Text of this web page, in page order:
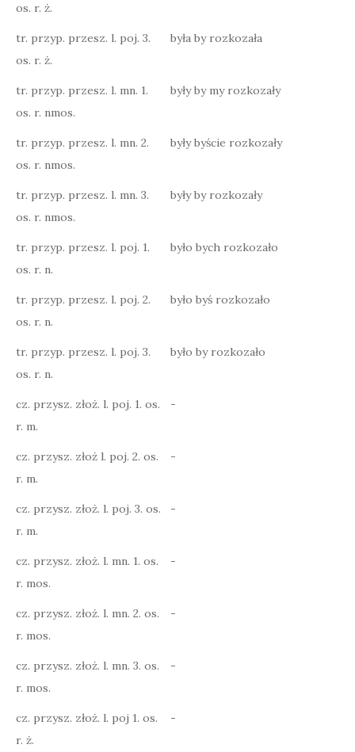
os. r. ż.
tr. przyp. przesz. l. poj. 3.
os. r. ż.
była by rozkozała
tr. przyp. przesz. l. mn. 1.
os. r. nmos.
były by my rozkozały
tr. przyp. przesz. l. mn. 2.
os. r. nmos.
były byście rozkozały
tr. przyp. przesz. l. mn. 3.
os. r. nmos.
były by rozkozały
tr. przyp. przesz. l. poj. 1.
os. r. n.
było bych rozkozało
tr. przyp. przesz. l. poj. 2.
os. r. n.
było byś rozkozało
tr. przyp. przesz. l. poj. 3.
os. r. n.
było by rozkozało
cz. przysz. złoż. l. poj. 1. os.
r. m.
-
cz. przysz. złoż l. poj. 2. os.
r. m.
-
cz. przysz. złoż. l. poj. 3. os.
r. m.
-
cz. przysz. złoż. l. mn. 1. os.
r. mos.
-
cz. przysz. złoż. l. mn. 2. os.
r. mos.
-
cz. przysz. złoż. l. mn. 3. os.
r. mos.
-
cz. przysz. złoż. l. poj 1. os.
r. ż.
-